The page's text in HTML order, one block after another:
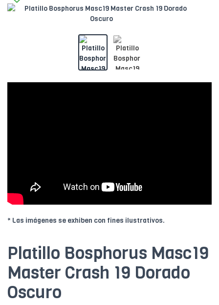
* Las imágenes se exhiben con fines ilustrativos.
Platillo Bosphorus Masc19
Master Crash 19 Dorado
Oscuro